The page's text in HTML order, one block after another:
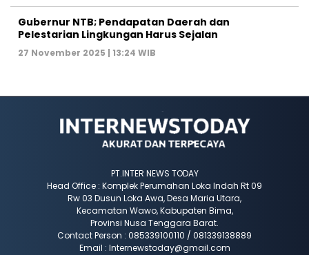
Gubernur NTB; Pendapatan Daerah dan
Pelestarian Lingkungan Harus Sejalan
27 November 2025 | 13:24 WIB
PT.INTER NEWS TODAY
Head Office : Komplek Perumahan Loka Indah Rt 09
Rw 03 Dusun Loka Awa, Desa Maria Utara,
Kecamatan Wawo, Kabupaten Bima,
Provinsi Nusa Tenggara Barat.
Contact Person : 085339100110 / 081339138889
Email : Internewstoday@gmail.com